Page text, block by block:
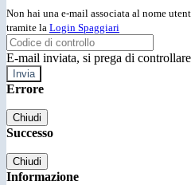
Non hai una e-mail associata al nome
tramite la Login Spaggiari
E-mail inviata, si prega di
Errore
Chiudi
Successo
Chiudi
Informazione